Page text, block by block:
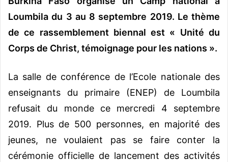
Loumbila du 3 au 8 septembre 2019. Le thème
de ce rassemblement biennal est « Unité du
Corps de Christ, témoignage pour les nations ».
La salle de conférence de l’Ecole nationale des
enseignants du primaire (ENEP) de Loumbila
refusait du monde ce mercredi 4 septembre
2019. Plus de 500 personnes, en majorité des
jeunes, ne voulaient pas se faire conter la
cérémonie officielle de lancement des activités